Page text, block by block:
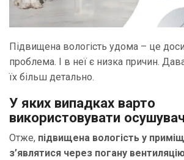
Підвищена вологість удома – це
проблема. І в неї є низка причин.
їх більш детально.
У яких випадках варто
використовувати
Отже, підвищена вологість у
з’являтися через погану вентиляцію